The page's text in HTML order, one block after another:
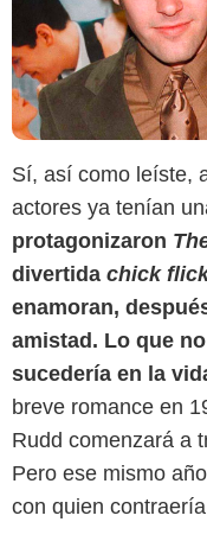
Sí, así como leíste,
actores ya tenían
protagonizaron
divertida chick
enamoran,
amistad. Lo que
sucedería en la
breve romance en
Rudd comenzará a
Pero ese mismo
con quien